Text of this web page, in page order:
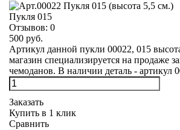
Пукля 015
Отзывов: 0
500 руб.
Артикул данной пукли 00022, 015
магазин специализируется на продаже
чемоданов. В наличии деталь - артикул
Заказать
Купить в 1 клик
Сравнить